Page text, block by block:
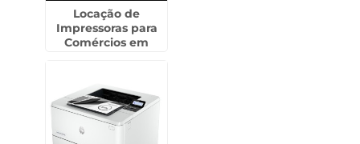
Locação de
Impressoras para
Comércios em